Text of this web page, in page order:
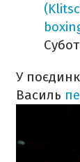
У
Василь